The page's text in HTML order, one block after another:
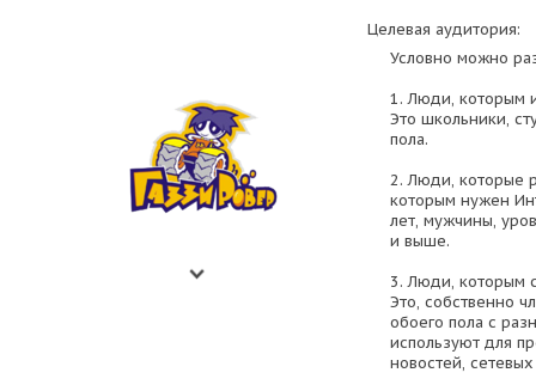
Целевая аудитория:
Условно можно
1. Люди, которым
Это школьники,
пола.
2. Люди, которые
которым нужен
лет, мужчины,
и выше.
3. Люди, которым
Это, собственно
обоего пола с
используют для
новостей,